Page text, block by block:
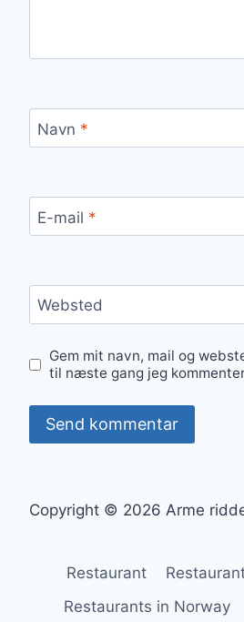
Navn *
E-mail *
Websted
Gem mit navn, mail og
til næste gang jeg
Copyright © 2026 Arme
Restaurant
Restaurants in Norway